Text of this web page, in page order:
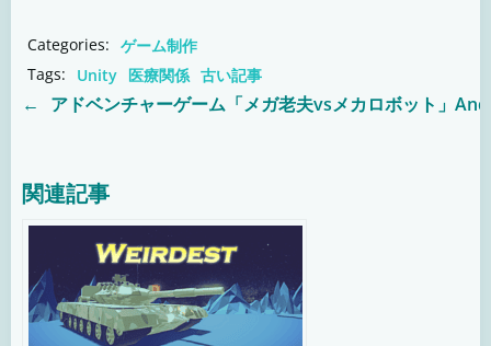
Categories: ゲーム制作
Tags:
Unity 医療関係 古い記事
Post
navigation
← アドベンチャーゲーム「メガ老夫vsメカロボット」
関連記事